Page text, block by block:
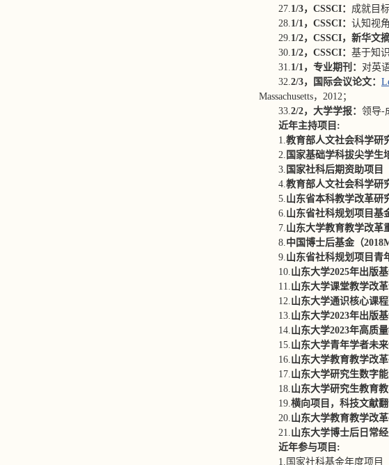
27.1/3，CSSCI： 成就目
28.1/1，CSSCI： 认知视
29.1/2，CSSCI，新华文
30.1/2，CSSCI： 基于知
31.1/1，专业期刊： 对英
32.2/3，国际会议论文：
Massachusetts，2012；
33.2/2，大学学报： 领导-
近年主持项目:
1.教育部人文社会科学研
2. 国家基础学科拔尖学生
3. 国家社科后期资助项目
4.教育部人文社会科学研
5.山东省本科教学改革研
6.山东省社科规划项目基
7.山东大学教育教学改革
8.中国博士后基金（
9.山东省社科规划项目青
10.山东大学2025年出版基
11.山东大学课堂教学改革
12.山东大学通识核心课
13.山东大学2023年出版基
14.山东大学2023年高质
15.山东大学青年学者未来
16.山东大学教育教学改革
17.山东大学研究生数字
18.山东大学研究生教育
19.横向项目，科技文献
20.山东大学教育教学改革
21.山东大学博士后日常
近年参与项目:
1.国家社科基金年度项目